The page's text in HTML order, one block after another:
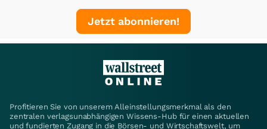
Jetzt abonnieren!
Profitieren Sie von unserem Alleinstellungsmerkmal als den
zentralen verlagsunabhängigen Wissens-Hub für einen aktuellen
und fundierten Zugang in die Börsen- und Wirtschaftswelt, um